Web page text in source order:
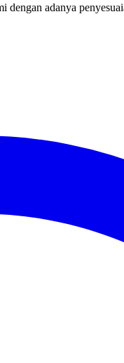
adanya